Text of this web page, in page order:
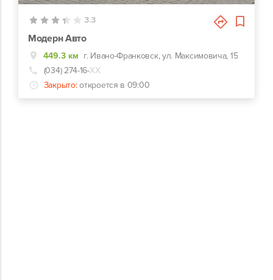
3.3
Модерн Авто
449.3 км г. Ивано-Франковск, ул. Максимовича, 15
(034) 274-16-ХХ
Закрыто: откроется в 09:00